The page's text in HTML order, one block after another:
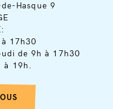
Hasque 9
17h30
de 9h à 17h30
à 19h.